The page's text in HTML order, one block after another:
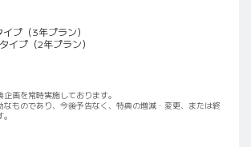
プ（3年プラン）
イプ（2年プラン）
画を常時実施しております。
なものであり、今後予告なく、特典の増減・変更、または終